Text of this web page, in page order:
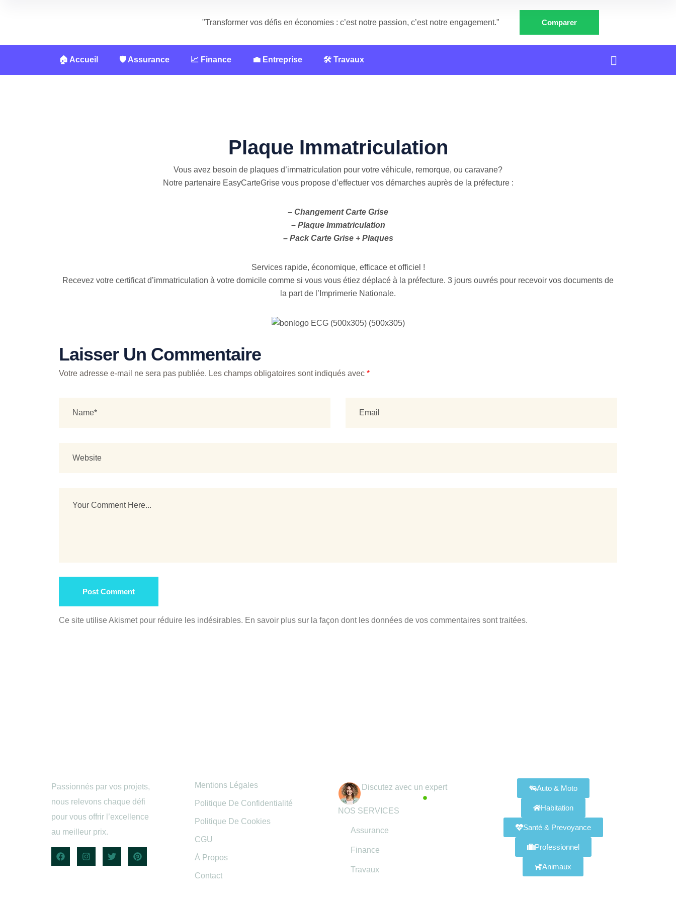
"Transformer vos défis en économies : c’est notre passion, c’est notre engagement." Comparer
🏠 Accueil 🛡️ Assurance 📈 Finance 💼 Entreprise 🛠️ Travaux
Plaque Immatriculation
Vous avez besoin de plaques d’immatriculation pour votre véhicule, remorque, ou caravane?
Notre partenaire EasyCarteGrise vous propose d’effectuer vos démarches auprès de la préfecture :
– Changement Carte Grise
– Plaque Immatriculation
– Pack Carte Grise + Plaques
Services rapide, économique, efficace et officiel !
Recevez votre certificat d’immatriculation à votre domicile comme si vous vous étiez déplacé à la préfecture. 3 jours ouvrés pour recevoir vos documents de
la part de l’Imprimerie Nationale.
Laisser Un Commentaire
Votre adresse e-mail ne sera pas publiée. Les champs obligatoires sont indiqués avec *
Post Comment
Ce site utilise Akismet pour réduire les indésirables. En savoir plus sur la façon dont les données de vos commentaires sont traitées.
Passionnés par vos projets,
nous relevons chaque défi
pour vous offrir l’excellence
au meilleur prix.
Mentions Légales
Politique De Confidentialité
Politique De Cookies
CGU
À Propos
Contact
Discutez avec un expert
NOS SERVICES
Assurance
Finance
Travaux
Auto & Moto
Habitation
Santé & Prevoyance
Professionnel
Animaux